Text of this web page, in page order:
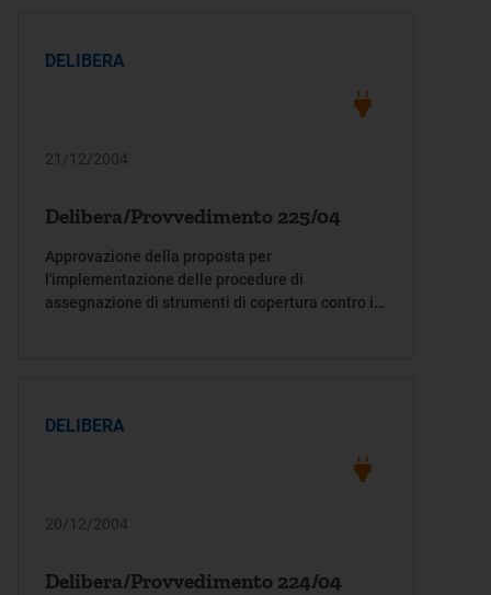
DELIBERA
21/12/2004
Delibera/Provvedimento 225/04
Approvazione della proposta per
l'implementazione delle procedure di
assegnazione di strumenti di copertura contro il
DELIBERA
20/12/2004
Delibera/Provvedimento 224/04